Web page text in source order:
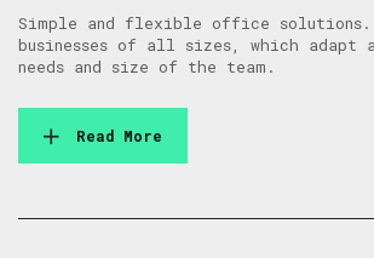
Simple and flexible office solutions.
businesses of all sizes, which adapt
needs and size of the team.
Read More